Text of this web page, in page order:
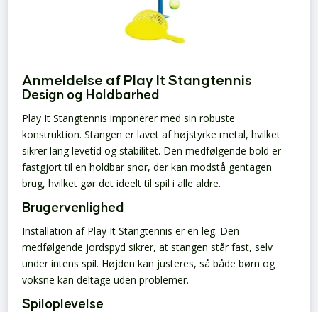
Anmeldelse af Play It Stangtennis
Design og Holdbarhed
Play It Stangtennis imponerer med sin robuste
konstruktion. Stangen er lavet af højstyrke metal, hvilket
sikrer lang levetid og stabilitet. Den medfølgende bold er
fastgjort til en holdbar snor, der kan modstå gentagen
brug, hvilket gør det ideelt til spil i alle aldre.
Brugervenlighed
Installation af Play It Stangtennis er en leg. Den
medfølgende jordspyd sikrer, at stangen står fast, selv
under intens spil. Højden kan justeres, så både børn og
voksne kan deltage uden problemer.
Spiloplevelse